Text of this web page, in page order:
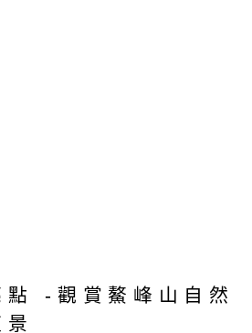
點 -觀賞鰲峰山自然